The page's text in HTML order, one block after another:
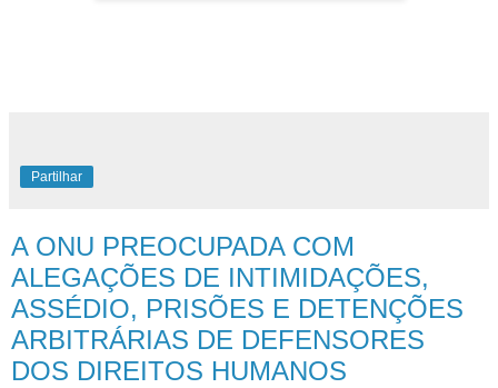
Partilhar
A ONU PREOCUPADA COM
ALEGAÇÕES DE INTIMIDAÇÕES,
ASSÉDIO, PRISÕES E DETENÇÕES
ARBITRÁRIAS DE DEFENSORES
DOS DIREITOS HUMANOS